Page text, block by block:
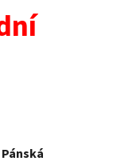
Pánská